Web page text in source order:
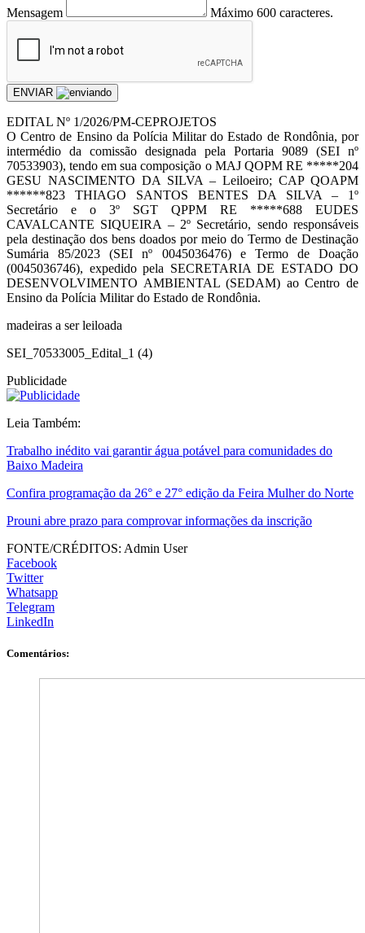
Mensagem Máximo 600 caracteres.
ENVIAR
EDITAL Nº 1/2026/PM-CEPROJETOS
O Centro de Ensino da Polícia Militar do Estado de Rondônia, por
intermédio da comissão designada pela Portaria 9089 (SEI nº
70533903), tendo em sua composição o MAJ QOPM RE *****204
GESU NASCIMENTO DA SILVA – Leiloeiro; CAP QOAPM
******823 THIAGO SANTOS BENTES DA SILVA – 1º
Secretário e o 3º SGT QPPM RE *****688 EUDES
CAVALCANTE SIQUEIRA – 2º Secretário, sendo responsáveis
pela destinação dos bens doados por meio do Termo de Destinação
Sumária 85/2023 (SEI nº 0045036476) e Termo de Doação
(0045036746), expedido pela SECRETARIA DE ESTADO DO
DESENVOLVIMENTO AMBIENTAL (SEDAM) ao Centro de
Ensino da Polícia Militar do Estado de Rondônia.
madeiras a ser leiloada
SEI_70533005_Edital_1 (4)
Publicidade
Leia Também:
Trabalho inédito vai garantir água potável para comunidades do
Baixo Madeira
Confira programação da 26° e 27° edição da Feira Mulher do Norte
Prouni abre prazo para comprovar informações da inscrição
FONTE/CRÉDITOS: Admin User
Facebook
Twitter
Whatsapp
Telegram
LinkedIn
Comentários: